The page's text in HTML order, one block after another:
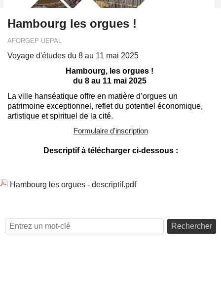
Hambourg les orgues !
AFORGEP UEPAL
Voyage d'études du 8 au 11 mai 2025
Hambourg, les orgues !
du 8 au 11 mai 2025
La ville hanséatique offre en matière d’orgues un
patrimoine exceptionnel , refletdu potentiel économique,
artistique et spirituel de la cité.
Formulaire d'inscription
Descriptif à télécharger ci-dessous :
Hambourg les orgues - descriptif.pdf
Rechercher